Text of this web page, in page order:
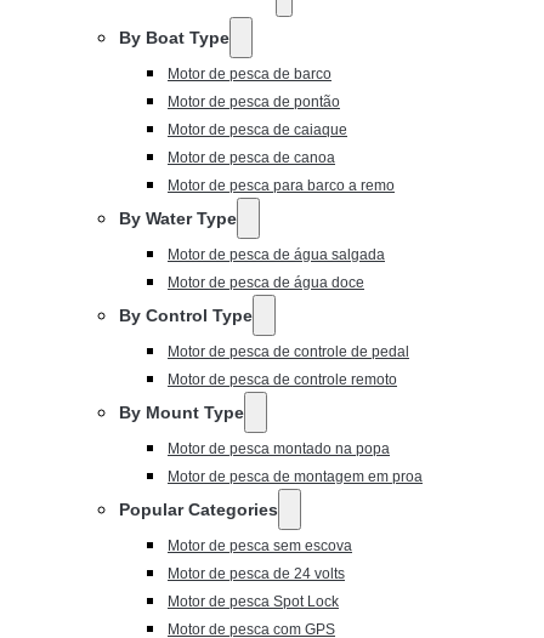
By Boat Type
Motor de pesca de barco
Motor de pesca de pontão
Motor de pesca de caiaque
Motor de pesca de canoa
Motor de pesca para barco a remo
By Water Type
Motor de pesca de água salgada
Motor de pesca de água doce
By Control Type
Motor de pesca de controle de pedal
Motor de pesca de controle remoto
By Mount Type
Motor de pesca montado na popa
Motor de pesca de montagem em proa
Popular Categories
Motor de pesca sem escova
Motor de pesca de 24 volts
Motor de pesca Spot Lock
Motor de pesca com GPS